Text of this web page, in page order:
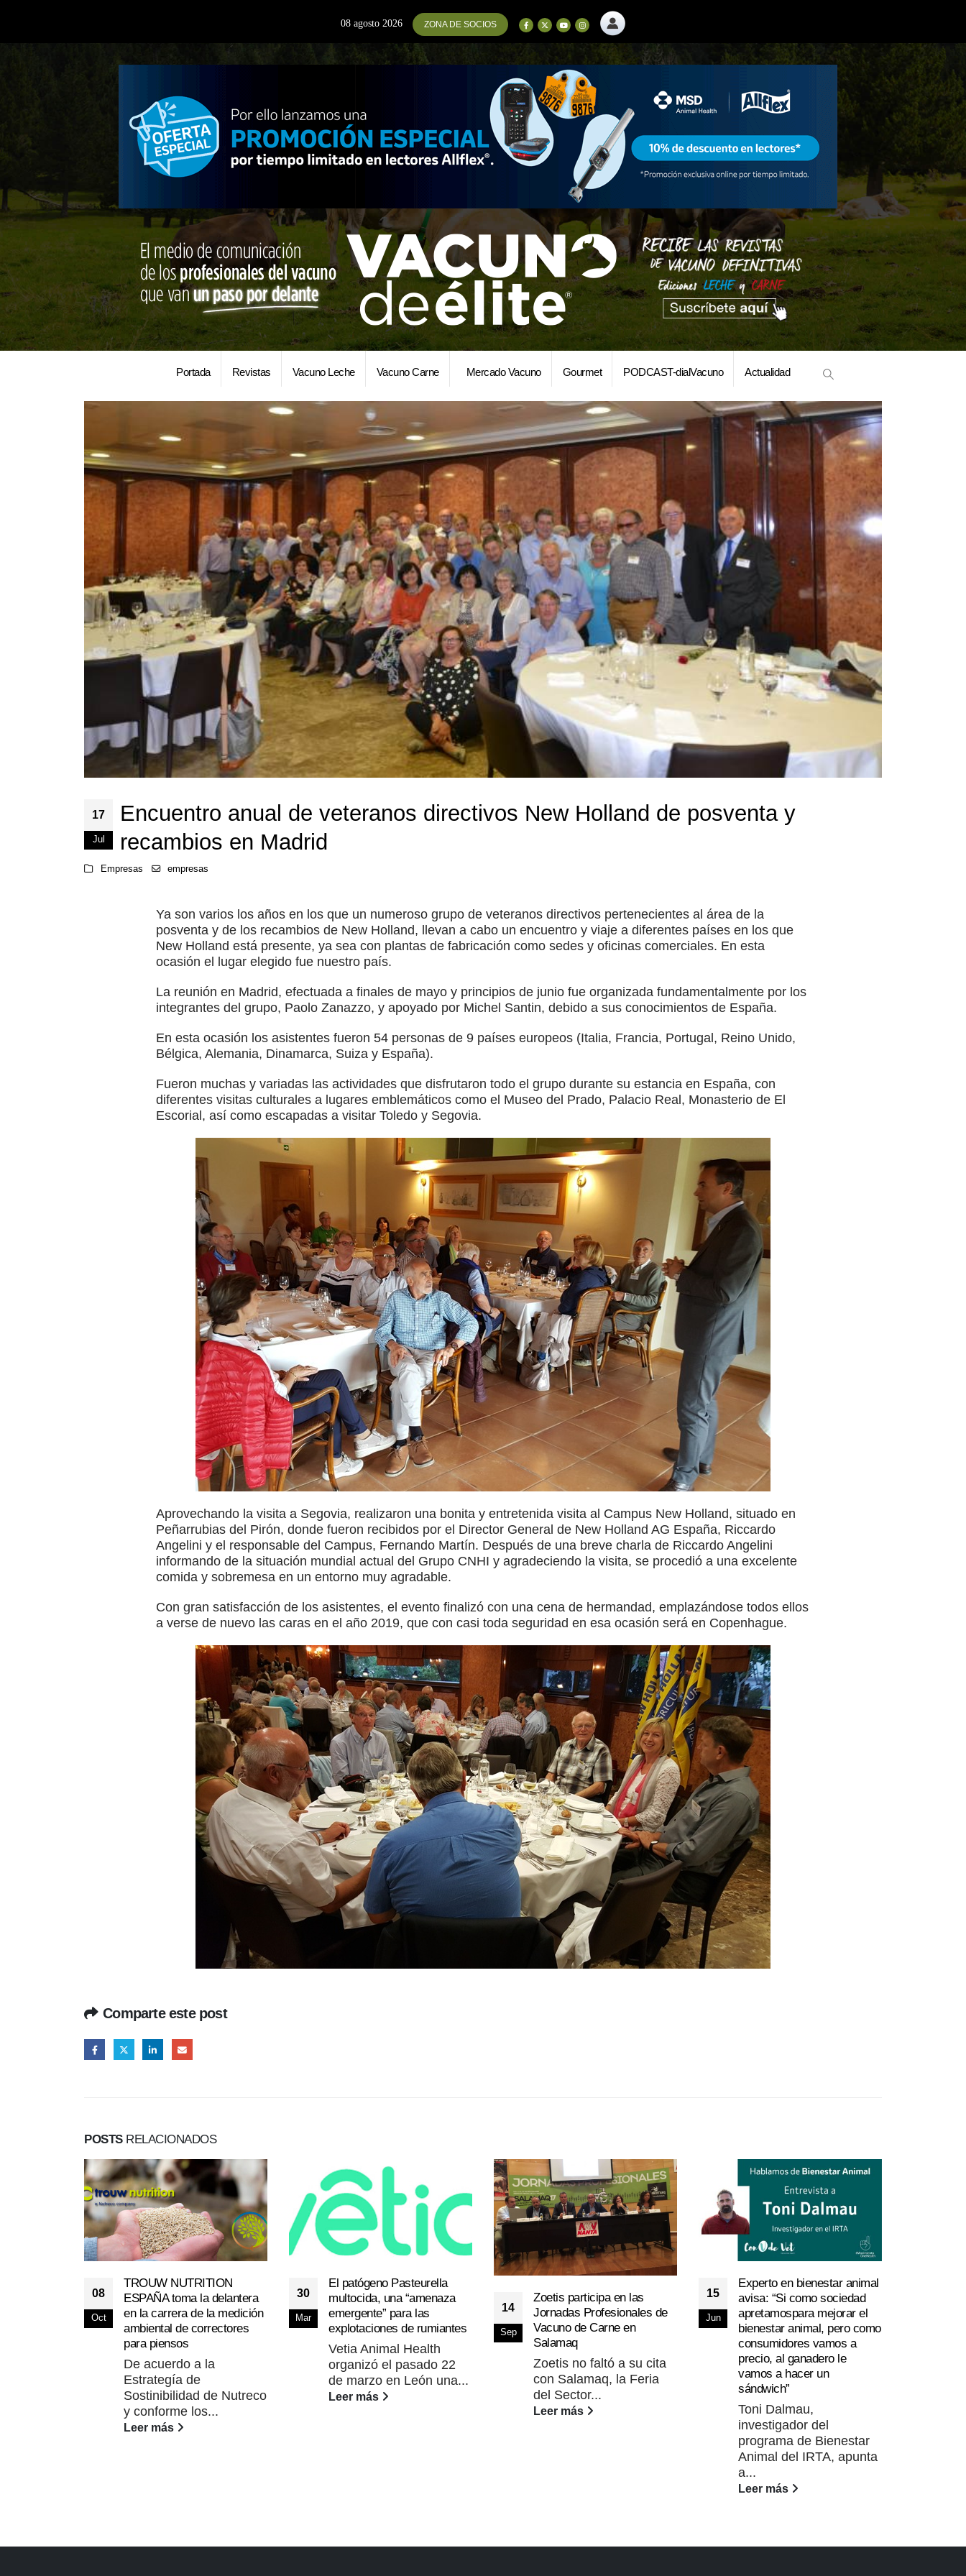
08 agosto 2026 ZONA DE SOCIOS
Portada Revistas Vacuno Leche Vacuno Carne Mercado Vacuno Gourmet PODCAST-dialVacuno Actualidad
17
Jul
Encuentro anual de veteranos directivos New Holland de posventa y
recambios en Madrid
Empresas empresas
Ya son varios los años en los que un numeroso grupo de veteranos directivos pertenecientes al área de la
posventa y de los recambios de New Holland, llevan a cabo un encuentro y viaje a diferentes países en los que
New Holland está presente, ya sea con plantas de fabricación como sedes y oficinas comerciales. En esta
ocasión el lugar elegido fue nuestro país.
La reunión en Madrid, efectuada a finales de mayo y principios de junio fue organizada fundamentalmente por los
integrantes del grupo, Paolo Zanazzo, y apoyado por Michel Santin, debido a sus conocimientos de España.
En esta ocasión los asistentes fueron 54 personas de 9 países europeos (Italia, Francia, Portugal, Reino Unido,
Bélgica, Alemania, Dinamarca, Suiza y España).
Fueron muchas y variadas las actividades que disfrutaron todo el grupo durante su estancia en España, con
diferentes visitas culturales a lugares emblemáticos como el Museo del Prado, Palacio Real, Monasterio de El
Escorial, así como escapadas a visitar Toledo y Segovia.
Aprovechando la visita a Segovia, realizaron una bonita y entretenida visita al Campus New Holland, situado en
Peñarrubias del Pirón, donde fueron recibidos por el Director General de New Holland AG España, Riccardo
Angelini y el responsable del Campus, Fernando Martín. Después de una breve charla de Riccardo Angelini
informando de la situación mundial actual del Grupo CNHI y agradeciendo la visita, se procedió a una excelente
comida y sobremesa en un entorno muy agradable.
Con gran satisfacción de los asistentes, el evento finalizó con una cena de hermandad, emplazándose todos ellos
a verse de nuevo las caras en el año 2019, que con casi toda seguridad en esa ocasión será en Copenhague.
Comparte este post
POSTSRELACIONADOS
08
Oct
TROUW NUTRITION
ESPAÑA toma la delantera
en la carrera de la medición
ambiental de correctores
para piensos
De acuerdo a la
Estrategía de
Sostinibilidad de Nutreco
y conforme los...
Leer más
30
Mar
El patógeno Pasteurella
multocida, una “amenaza
emergente” para las
explotaciones de rumiantes
Vetia Animal Health
organizó el pasado 22
de marzo en León una...
Leer más
14
Sep
Zoetis participa en las
Jornadas Profesionales de
Vacuno de Carne en
Salamaq
Zoetis no faltó a su cita
con Salamaq, la Feria
del Sector...
Leer más
15
Jun
Experto en bienestar animal
avisa: “Si como sociedad
apretamospara mejorar el
bienestar animal, pero como
consumidores vamos a
precio, al ganadero le
vamos a hacer un
sándwich”
Toni Dalmau,
investigador del
programa de Bienestar
Animal del IRTA, apunta
a...
Leer más